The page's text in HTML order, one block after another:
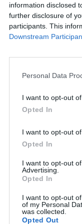
information disclosed
further disclosure of
participants. This
Downstream
Personal Data
I want to opt-out
Opted In
I want to opt-out
Opted In
I want to opt-out
Advertising.
Opted In
I want to opt-out
of my Personal
was collected.
Opted Out
Rob, Espresso